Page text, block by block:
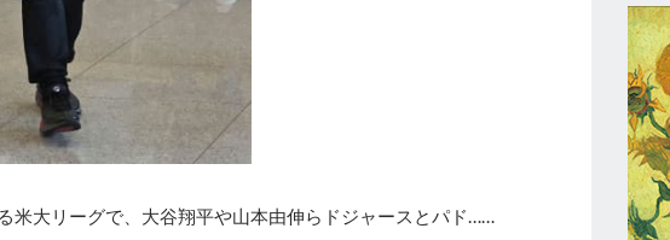
米大リーグで、大谷翔平や山本由伸らドジャースとパド……